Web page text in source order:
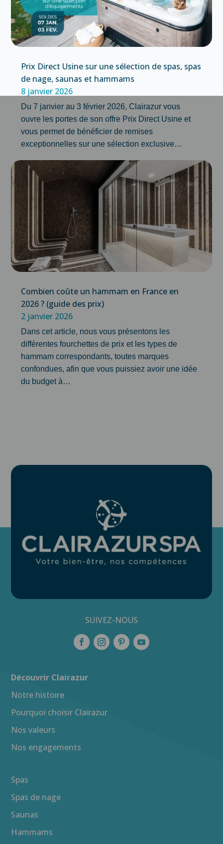
Prix Direct Usine sur une sélection de spas, spas
de nage, saunas et hammams
8 janvier 2026
Du 7 janvier au 3 février 2026, Clairazur vous
ouvre les portes de son offre Prix Direct Usine et
vous permet de bénéficier de remises
exceptionnelles sur une sélection exclusive…
Combien coûte un hammam en France en
2026 ? (guide des prix)
2 janvier 2026
Dans cet article, nous vous présentons les
différentes fourchettes de prix et les types de
hammam correspondants, toutes marques
confondues, afin que vous puissiez avoir une idée
du budget à…
SUIVEZ-NOUS
Découvrir Clairazur
Notre histoire
Pourquoi choisir Clairazur
Nos valeurs
Nos engagements
Spas
Spas de nage
Saunas
Hammams